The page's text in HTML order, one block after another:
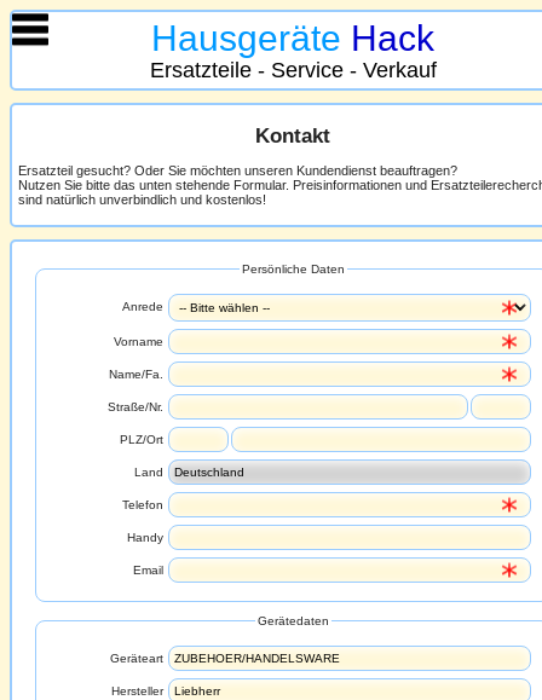
Hausgeräte Hack
Ersatzteile - Service - Verkauf
Kontakt
Ersatzteil gesucht? Oder Sie möchten unseren Kundendienst beauftragen?
Nutzen Sie bitte das unten stehende Formular. Preisinformationen und
sind natürlich unverbindlich und kostenlos!
Persönliche Daten
Anrede
Vorname
Name/Fa.
Straße/Nr.
PLZ/Ort
Land
Telefon
Handy
Email
Gerätedaten
Geräteart
Hersteller